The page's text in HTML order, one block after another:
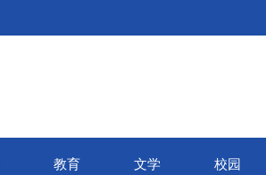
教育 文学 校园